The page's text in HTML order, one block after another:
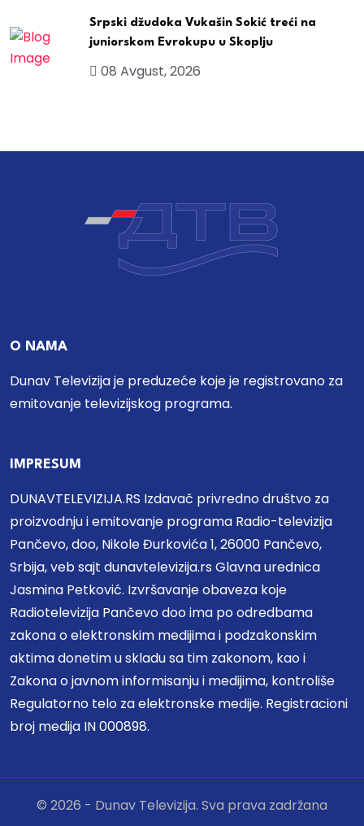
Srpski džudoka Vukašin Sokić treći na
juniorskom Evrokupu u Skoplju
08 Avgust, 2026
O NAMA
Dunav Televizija je preduzeće koje je registrovano za
emitovanje televizijskog programa.
IMPRESUM
DUNAVTELEVIZIJA.RS Izdavač privredno društvo za
proizvodnju i emitovanje programa Radio-televizija
Pančevo, doo, Nikole Đurkovića 1, 26000 Pančevo,
Srbija, veb sajt dunavtelevizija.rs Glavna urednica
Jasmina Petković. Izvršavanje obaveza koje
Radiotelevizija Pančevo doo ima po odredbama
zakona o elektronskim medijima i podzakonskim
aktima donetim u skladu sa tim zakonom, kao i
Zakona o javnom informisanju i medijima, kontroliše
Regulatorno telo za elektronske medije. Registracioni
broj medija IN 000898.
© 2026 - Dunav Televizija. Sva prava zadržana